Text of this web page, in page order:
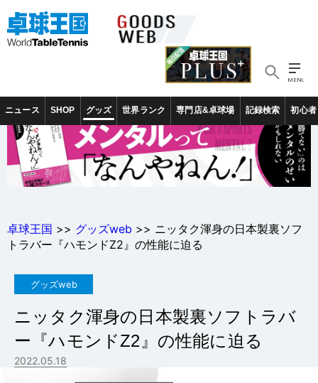
ニュース SHOP グッズ 世界ランク 専門店&卓球場 記録検索 初心者
卓球王国 >> グッズweb >> ニッタク渾身の日本製裏ソフ
トラバー『ハモンドZ2』の性能に迫る
グッズweb
ニッタク渾身の日本製裏ソフトラバ
ー『ハモンドZ2』の性能に迫る
2022.05.18